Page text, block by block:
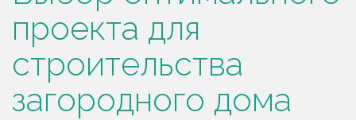
проекта для
строительства
загородного дома